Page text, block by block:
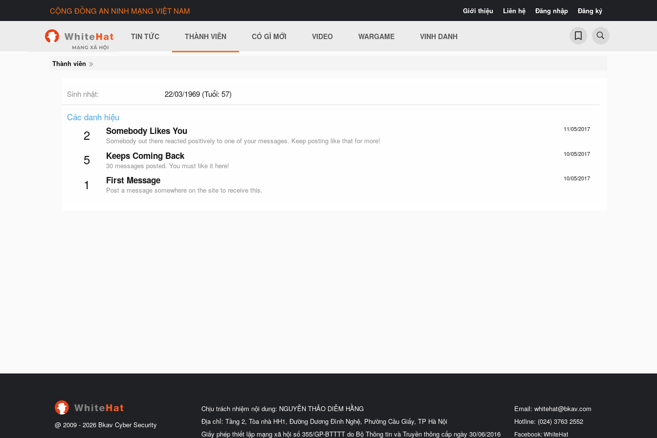
Giới thiệu Liên hệ Đăng nhập Đăng ký
CỘNG ĐỒNG AN NINH MẠNG VIỆT NAM
TIN TỨC THÀNH VIÊN CÓ GÌ MỚI VIDEO WARGAME VINH DANH
Thành viên
Sinh nhật 22/03/1969 (Tuổi: 57)
Các danh hiệu
2 11/05/2017
Somebody Likes You
Somebody out there reacted positively to one of your messages. Keep posting like that for more!
5 10/05/2017
Keeps Coming Back
30 messages posted. You must like it here!
1 10/05/2017
First Message
Post a message somewhere on the site to receive this.
@ 2009 - 2026 Bkav Cyber Security
Chịu trách nhiệm nội dung: NGUYỄN THẢO DIỄM HẰNG
Địa chỉ: Tầng 2, Tòa nhà HH1, Đường Dương Đình Nghệ, Phường Cầu Giấy, TP Hà Nội
Giấy phép thiết lập mạng xã hội số 355/GP-BTTTT do Bộ Thông tin và Truyền thông cấp ngày 30/06/2016
Email: whitehat@bkav.com
Hotline: (024) 3763 2552
Facebook: WhiteHat